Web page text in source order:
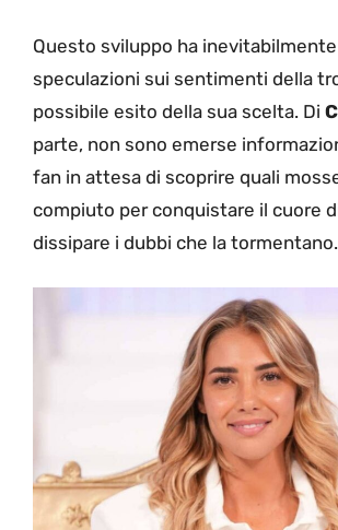
Questo sviluppo ha
speculazioni sui sentimenti della
possibile esito della sua scelta. Di
parte, non sono emerse
fan in attesa di scoprire quali
compiuto per conquistare il cuore
dissipare i dubbi che la tormentano.